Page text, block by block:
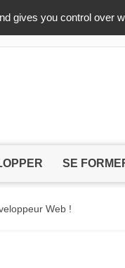
SE
Web !
gives you control over